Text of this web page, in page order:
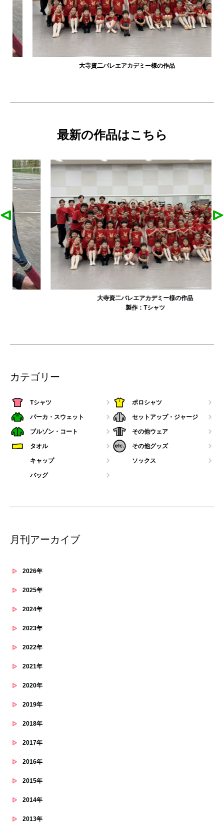
大寺資二バレエアカデミー様の作品
最新の作品はこちら
大寺資二バレエアカデミー様の作品
Tシャツ
カテゴリー
Tシャツ ポロシャツ
パーカ・スウェット セットアップ・ジャージ
ブルゾン・コート その他ウェア
タオル その他グッズ
キャップ ソックス
バッグ
月刊アーカイブ
2026年
2025年
2024年
2023年
2022年
2021年
2020年
2019年
2018年
2017年
2016年
2015年
2014年
2013年